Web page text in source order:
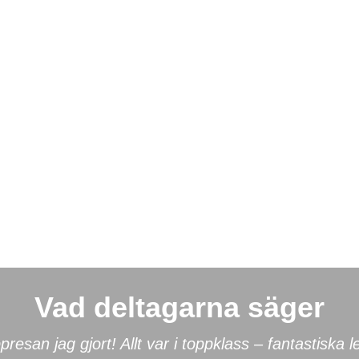
Vad deltagarna säger
jag gjort! Allt var i toppklass – fantastiska